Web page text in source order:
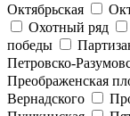
Октябрьская
Охотный ряд
победы
Петровско-
Преображенская
Вернадского